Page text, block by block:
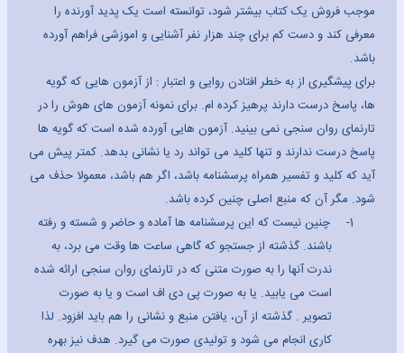
موجب فروش یک کتاب بیشتر شود، توانسته است یک پدید آورنده را
معرفی کند و دست کم برای چند هزار نفر آشنایی و اموزشی فراهم آورده
باشد.
برای پیشگیری از به خطر افتادن روایی و اعتبار : از آزمون هایی که گویه
ها، پاسخ درست دارند پرهیز کرده ام. برای نمونه آزمون های هوش را در
تارنمای روان سنجی نمی بینید. آزمون هایی آورده شده است که گویه ها
پاسخ درست ندارند و تنها کلید می تواند رد یا نشانی بدهد. کمتر پیش می
آید که کلید و تفسیر همراه پرسشنامه باشد، اگر هم باشد، معمولا حذف می
شود. مگر آن که منبع اصلی چنین کرده باشد.
1-
چنین نیست که این پرسشنامه ها آماده و حاضر و شسته و رفته
باشند. گذشته از جستجو که گاهی ساعت ها وقت می برد، به
ندرت آنها را به صورت متنی که در تارنمای روان سنجی ارائه شده
است می یابید. یا به صورت پی دی اف است و یا به صورت
تصویر . گذشته از آن، یافتن منبع و نشانی را هم باید افزود. لذا
کاری انجام می شود و تولیدی صورت می گیرد. هدف نیز بهره